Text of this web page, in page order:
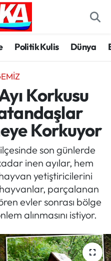
Politik Kulis Dünya
Korkusu
Korkuyor
son günlerde
inen ayılar, hem
yetiştiricilerini
parçalanan
evler sonrası bölge
alınmasını istiyor.
Haritası
ve Fikstür